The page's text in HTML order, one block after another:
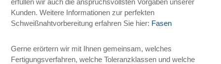
Kunden. Weitere Informationen zur perfekten
Schweißnahtvorbereitung erfahren Sie hier: Fasen
Gerne erörtern wir mit Ihnen gemeinsam, welches
Fertigungsverfahren, welche Toleranzklassen und welche